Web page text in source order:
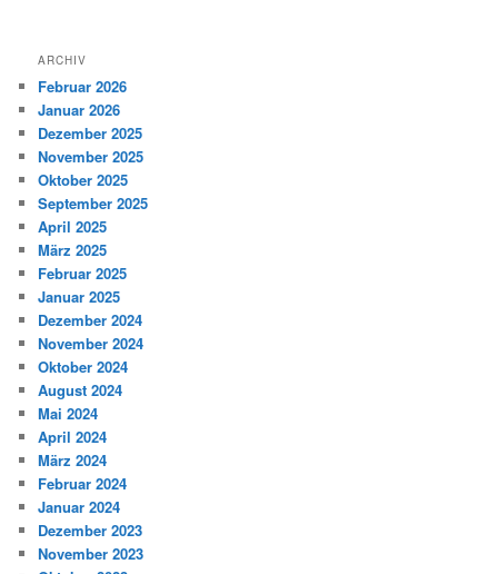
ARCHIV
Februar 2026
Januar 2026
Dezember 2025
November 2025
Oktober 2025
September 2025
April 2025
März 2025
Februar 2025
Januar 2025
Dezember 2024
November 2024
Oktober 2024
August 2024
Mai 2024
April 2024
März 2024
Februar 2024
Januar 2024
Dezember 2023
November 2023